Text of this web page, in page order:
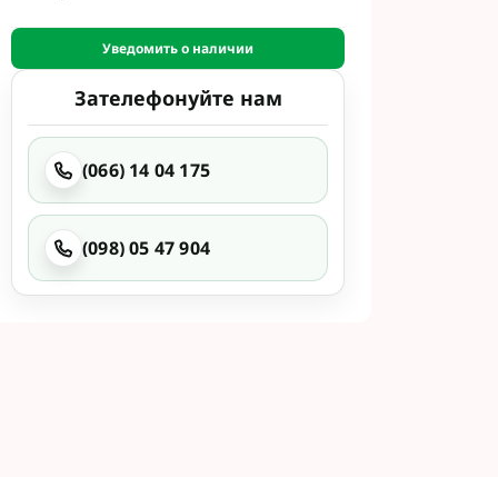
Сингента под
Сингента Под
Уведомить о наличии
Зателефонуйте нам
(066) 14 04 175
(098) 05 47 904